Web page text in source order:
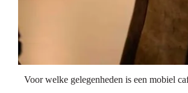
Voor welke gelegenheden is een mobiel